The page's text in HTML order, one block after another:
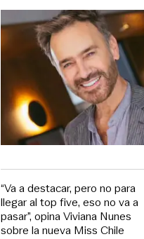
“Va a destacar, pero no para
llegar al top five, eso no va a
pasar”, opina Viviana Nunes
sobre la nueva Miss Chile